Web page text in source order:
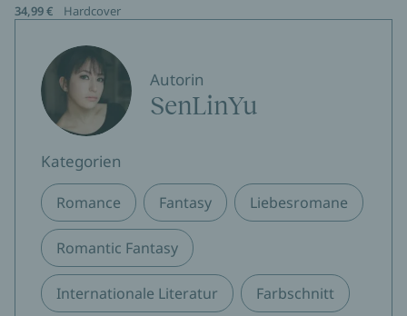
34,99 € Hardcover
Autorin
SenLinYu
Kategorien
Romance Fantasy Liebesromane
Romantic Fantasy
Internationale Literatur Farbschnitt